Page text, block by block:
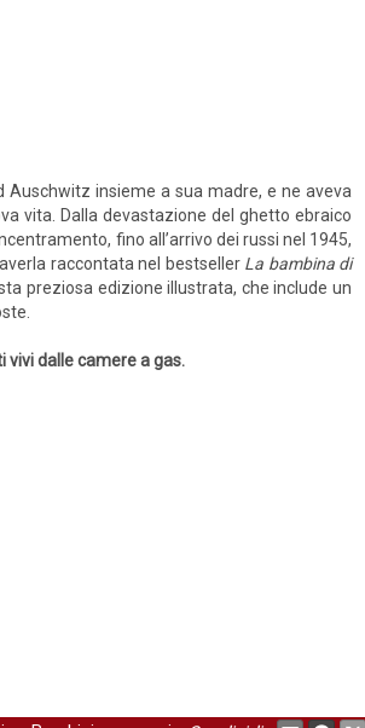
insieme a sua madre, e ne aveva
vita. Dalla devastazione del ghetto ebraico
fino all’arrivo dei russi nel 1945,
raccontata nel bestseller La bambina di
preziosa edizione illustrata, che include un
vivi dalle camere a gas.